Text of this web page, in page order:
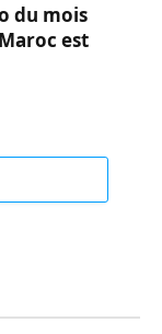
du mois
est